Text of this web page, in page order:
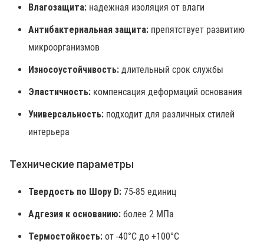
Влагозащита: надежная изоляция от влаги
Антибактериальная защита: препятствует развитию
микроорганизмов
Износоустойчивость: длительный срок службы
Эластичность: компенсация деформаций основания
Универсальность: подходит для различных стилей
интерьера
Технические параметры
Твердость по Шору D: 75-85 единиц
Адгезия к основанию: более 2 МПа
Термостойкость: от -40°C до +100°C